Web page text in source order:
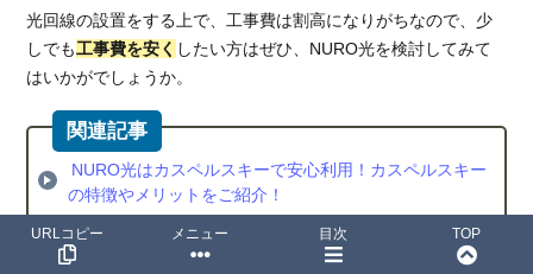
光回線の設置をする上で、工事費は割高になりがちなので、少
しでも工事費を安く したい方はぜひ、NURO光を検討してみて
はいかがでしょうか。
NURO光はカスペルスキーで安心利用！カスペルスキー
の特徴やメリットをご紹介！
NURO光は関西で利用可能！NURO光の関西での提供状
況や利用するメリットについてご紹介
URLコピー メニュー 目次 TOP